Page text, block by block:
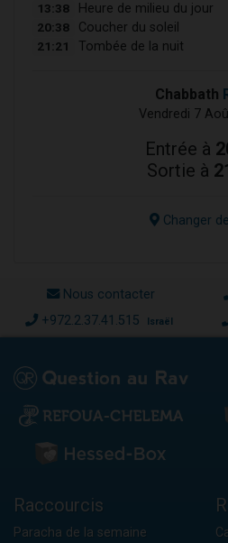
13:38 Heure de milieu du jour
20:38 Coucher du soleil
21:21 Tombée de la nuit
Chabbath
Vendredi 7
Entrée à
Sortie à
Changer
Nous contacter
+972.2.37.41.515 Israël
Raccourcis
Paracha de la semaine